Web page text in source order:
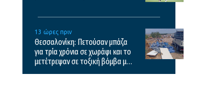
13 ώρες πριν
Θεσσαλονίκη: Πετούσαν μπάζα
για τρία χρόνια σε χωράφι και το
μετέτρεψαν σε τοξική βόμβα με